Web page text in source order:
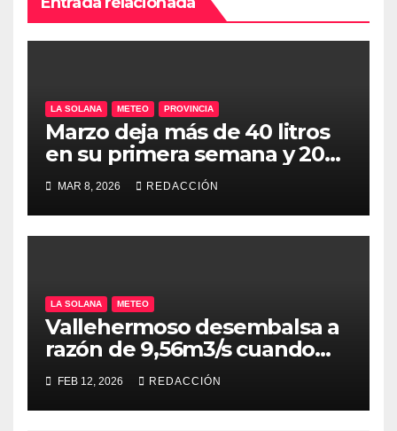
LA SOLANA METEO PROVINCIA
Marzo deja más de 40 litros
en su primera semana y 2026
ya supera los 203 en la
comarca
MAR 8, 2026 REDACCIÓN
LA SOLANA METEO
Vallehermoso desembalsa a
razón de 9,56m3/s cuando
supera el 95% de su
capacidad
FEB 12, 2026 REDACCIÓN